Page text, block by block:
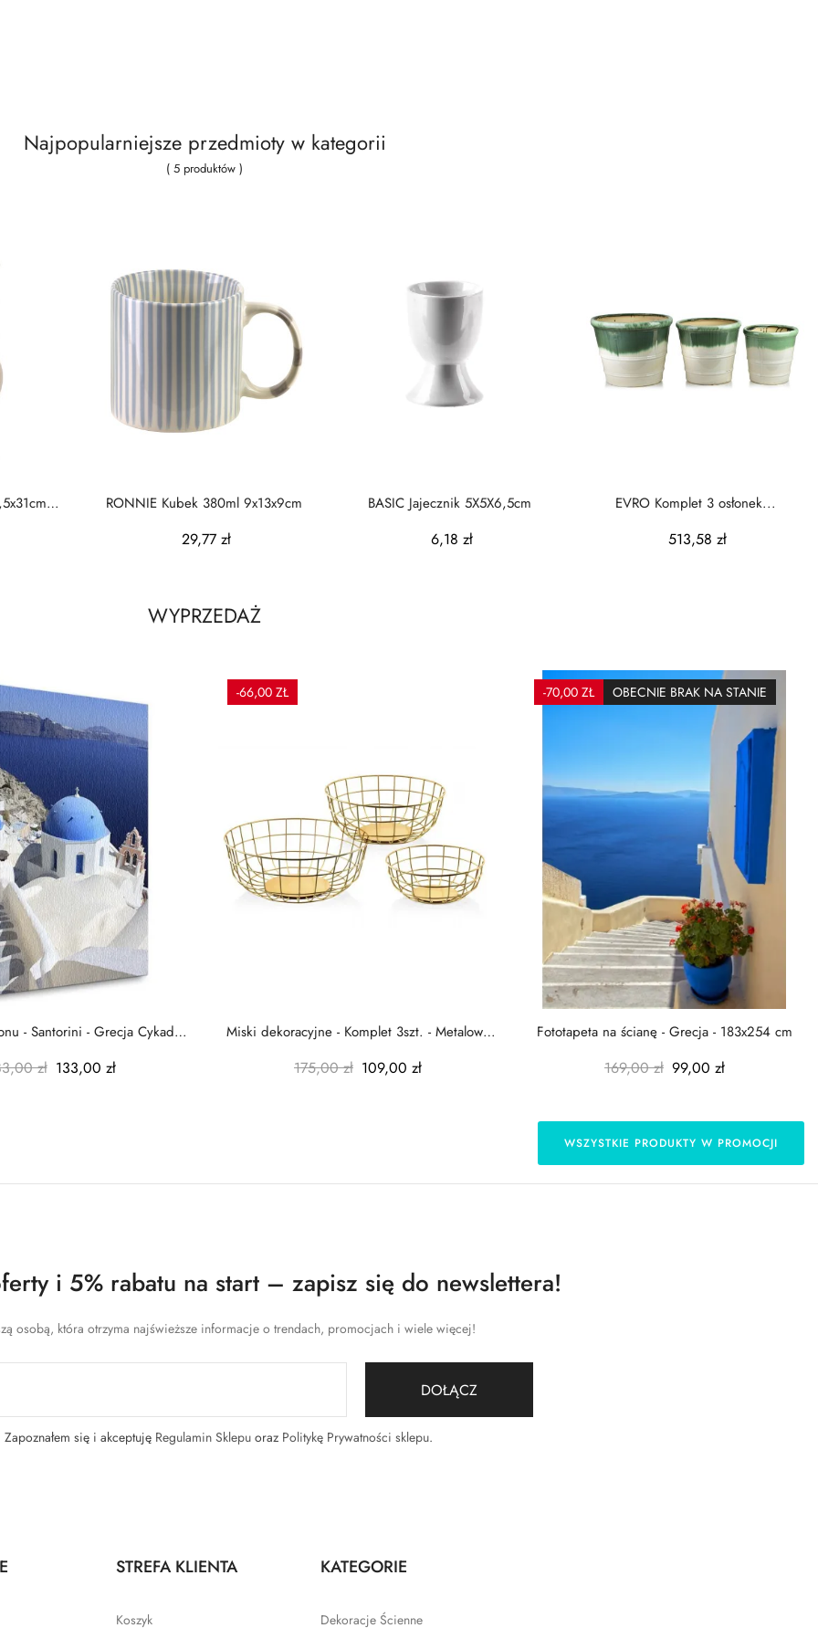
Najpopularniejsze przedmioty w kategorii
( 5 produktów )
RONNIE Kubek 380ml 9x13x9cm
29,77 zł
BASIC Jajecznik 5X5X6,5cm
6,18 zł
EVRO Komplet 3 osłonek...
513,58 zł
WYPRZEDAŻ
- Santorini - Grecja Cykady
zł 133,00 zł
-66,00 ZŁ
Miski dekoracyjne - Komplet 3szt. - Metalowe
175,00 zł 109,00 zł
-70,00 ZŁ OBECNIE BRAK NA STANIE
Fototapeta na ścianę - Grecja - 183x254 cm
169,00 zł 99,00 zł
WSZYSTKIE PRODUKTY W PROMOCJI
i 5% rabatu na start – zapisz się do newslettera!
osobą, która otrzyma najświeższe informacje o trendach, promocjach i wiele więcej!
DOŁĄCZ
Zapoznałem się i akceptuję Regulamin Sklepuoraz Politykę Prywatności sklepu.
STREFA KLIENTA
Koszyk
KATEGORIE
Dekoracje Ścienne